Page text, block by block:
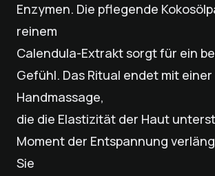
Enzymen. Die pflegende
reinem
Calendula-Extrakt sorgt für ein
Gefühl. Das Ritual endet mit einer
Handmassage,
die die Elastizität der Haut
Moment der Entspannung
Sie